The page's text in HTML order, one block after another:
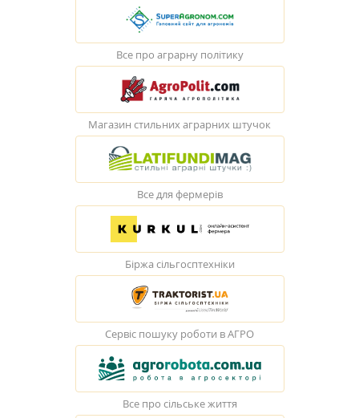
Все про аграрну політику
Магазин стильних аграрних штучок
Все для фермерів
Біржа сільгосптехніки
Сервіс пошуку роботи в АГРО
Все про сільське життя